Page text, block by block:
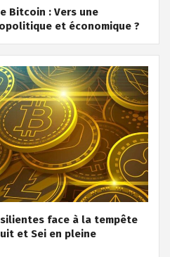
Bitcoin : Vers une
et économique ?
face à la tempête
et Sei en pleine